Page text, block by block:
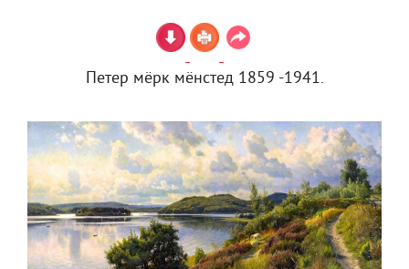
Петер мёрк мёнстед 1859 -1941.